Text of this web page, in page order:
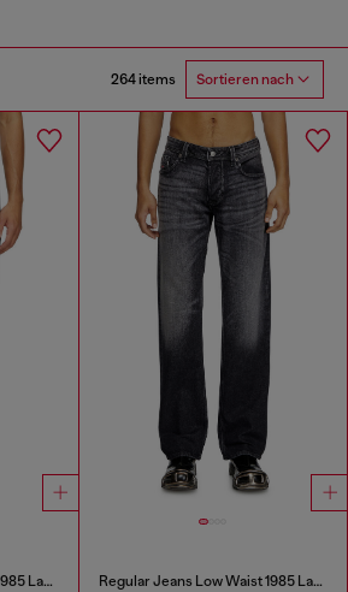
264 items Sortieren nach
Regular Jeans Low Waist 1985 Larkee Regular Jeans Low Waist 1985 Larkee